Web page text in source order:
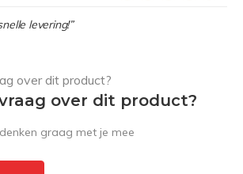
levering!”
over dit product?
graag met je mee